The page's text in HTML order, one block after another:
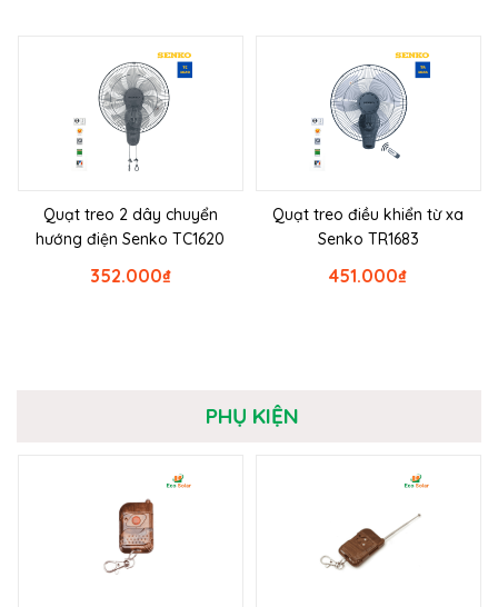
Quạt treo 2 dây chuyển
hướng điện Senko TC1620
₫
352.000
Quạt treo điều khiển từ xa
Senko TR1683
₫
451.000
PHỤ KIỆN